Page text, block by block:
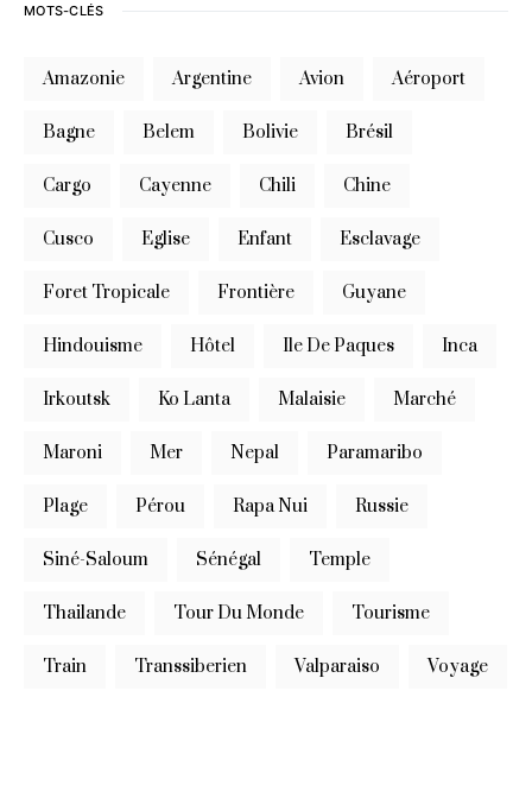
MOTS-CLÉS
Amazonie Argentine Avion Aéroport
Bagne Belem Bolivie Brésil
Cargo Cayenne Chili Chine
Cusco Eglise Enfant Esclavage
Foret Tropicale Frontière Guyane
Hindouisme Hôtel Ile De Paques Inca
Irkoutsk Ko Lanta Malaisie Marché
Maroni Mer Nepal Paramaribo
Plage Pérou Rapa Nui Russie
Siné-Saloum Sénégal Temple
Thailande Tour Du Monde Tourisme
Train Transsiberien Valparaiso Voyage